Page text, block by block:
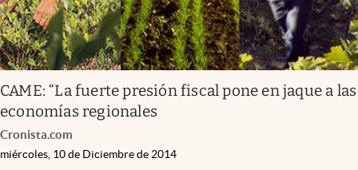
CAME: “La fuerte presión fiscal pone en jaque a las
economías regionales
Cronista.com
miércoles, 10 de Diciembre de 2014